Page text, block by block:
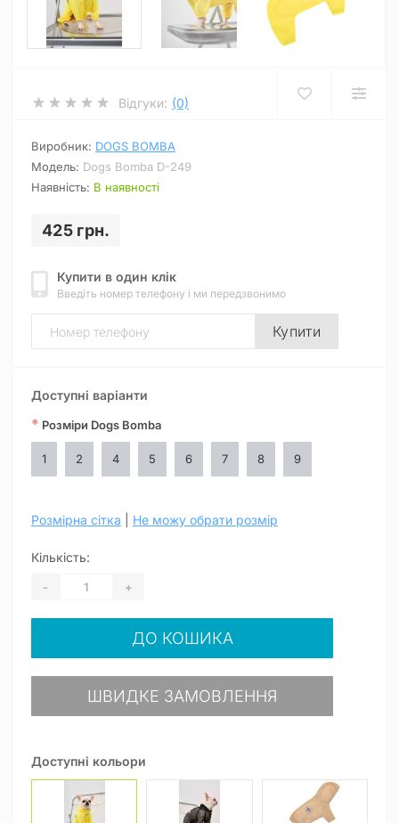
Відгуки: (0)
Виробник: DOGS BOMBA
Модель: Dogs Bomba D-249
Наявність: В наявності
425 грн.
Купити в один клік
Введіть номер телефону і ми передзвонимо
Купити
Доступні кольори
Доступні варіанти
* Розміри Dogs Bomba
1 2 4 5 6 7 8 9
Розмірна сітка Не можу обрати розмір
Кількість:
- +
ДО КОШИКА
ШВИДКЕ ЗАМОВЛЕННЯ